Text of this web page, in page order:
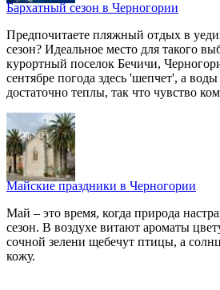
Бархатный сезон в Черногории
Предпочитаете пляжный отдых в
сезон? Идеальное место для такого
курортный поселок Бечичи,
сентябре погода здесь 'шепчет', а
достаточно теплы, так что чувство
Майские праздники в Черногории
Май – это время, когда природа
сезон. В воздухе витают ароматы
сочной зелени щебечут птицы, а
кожу.